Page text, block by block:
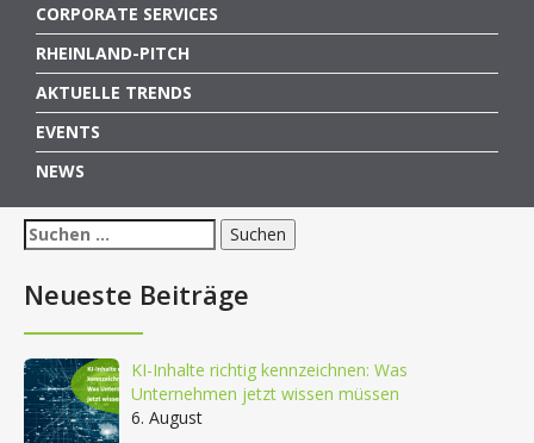
CORPORATE SERVICES
RHEINLAND-PITCH
AKTUELLE TRENDS
EVENTS
NEWS
Suchen
nach:
Neueste Beiträge
KI-Inhalte richtig kennzeichnen: Was
Unternehmen jetzt wissen müssen
6. August